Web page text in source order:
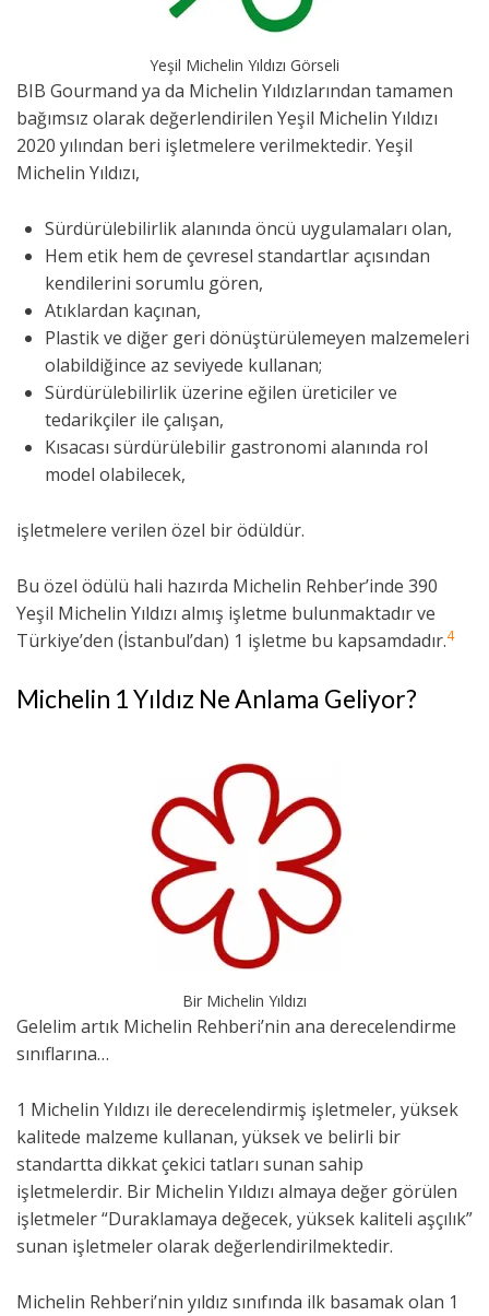
Yeşil Michelin Yıldızı Görseli
BIB Gourmand ya da Michelin Yıldızlarından tamamen
bağımsız olarak değerlendirilen Yeşil Michelin Yıldızı
2020 yılından beri işletmelere verilmektedir. Yeşil
Michelin Yıldızı,
Sürdürülebilirlik alanında öncü uygulamaları olan,
Hem etik hem de çevresel standartlar açısından
kendilerini sorumlu gören,
Atıklardan kaçınan,
Plastik ve diğer geri dönüştürülemeyen malzemeleri
olabildiğince az seviyede kullanan;
Sürdürülebilirlik üzerine eğilen üreticiler ve
tedarikçiler ile çalışan,
Kısacası sürdürülebilir gastronomi alanında rol
model olabilecek,
işletmelere verilen özel bir ödüldür.
Bu özel ödülü hali hazırda Michelin Rehber’inde 390
Yeşil Michelin Yıldızı almış işletme bulunmaktadır ve
Türkiye’den (İstanbul’dan) 1 işletme bu kapsamdadır.4
Michelin 1 Yıldız Ne Anlama Geliyor?
Bir Michelin Yıldızı
Gelelim artık Michelin Rehberi’nin ana derecelendirme
sınıflarına…
1 Michelin Yıldızı ile derecelendirmiş işletmeler, yüksek
kalitede malzeme kullanan, yüksek ve belirli bir
standartta dikkat çekici tatları sunan sahip
işletmelerdir. Bir Michelin Yıldızı almaya değer görülen
işletmeler “Duraklamaya değecek, yüksek kaliteli aşçılık”
sunan işletmeler olarak değerlendirilmektedir.
Michelin Rehberi’nin yıldız sınıfında ilk basamak olan 1